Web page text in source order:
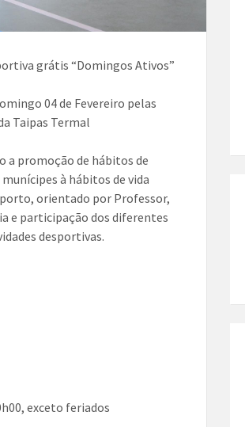
grátis “Domingos Ativos”
04 de Fevereiro pelas
Taipas Termal
a promoção de hábitos de
à hábitos de vida
orientado por Professor,
e participação dos diferentes
desportivas.
exceto feriados